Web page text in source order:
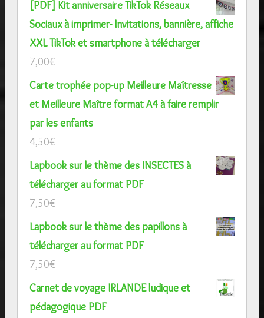
[PDF] Kit anniversaire TikTok Réseaux
Sociaux à imprimer- Invitations, bannière, affiche
XXL TikTok et smartphone à télécharger
7,00€
Carte trophée pop-up Meilleure Maîtresse
et Meilleure Maître format A4 à faire remplir
par les enfants
4,50€
Lapbook sur le thème des INSECTES à
télécharger au format PDF
7,50€
Lapbook sur le thème des papillons à
télécharger au format PDF
7,50€
Carnet de voyage IRLANDE ludique et
pédagogique PDF